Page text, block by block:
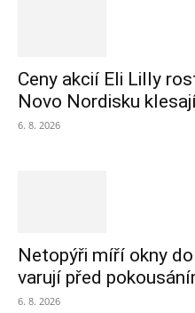
Ceny akcií Eli Lilly
Novo Nordisku
6. 8. 2026
Netopýři míří okny
varují před
6. 8. 2026